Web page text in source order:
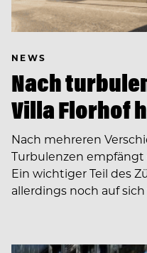
NEWS
Nach
Villa Florhof
Nach mehreren
Turbulenzen empfängt
Ein wichtiger Teil des
allerdings noch auf